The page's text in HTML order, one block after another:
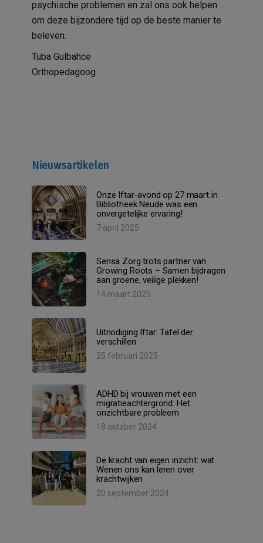
psychische problemen en zal ons ook helpen
om deze bijzondere tijd op de beste manier te
beleven.
Tuba Gulbahce
Orthopedagoog
Nieuwsartikelen
Onze Iftar-avond op 27 maart in
Bibliotheek Neude was een
onvergetelijke ervaring!
7 april 2025
Sensa Zorg trots partner van
Growing Roots – Samen bijdragen
aan groene, veilige plekken!
14 maart 2025
Uitnodiging Iftar: Tafel der
verschillen
25 februari 2025
ADHD bij vrouwen met een
migratieachtergrond: Het
onzichtbare probleem
18 oktober 2024
De kracht van eigen inzicht: wat
Wenen ons kan leren over
krachtwijken
20 september 2024